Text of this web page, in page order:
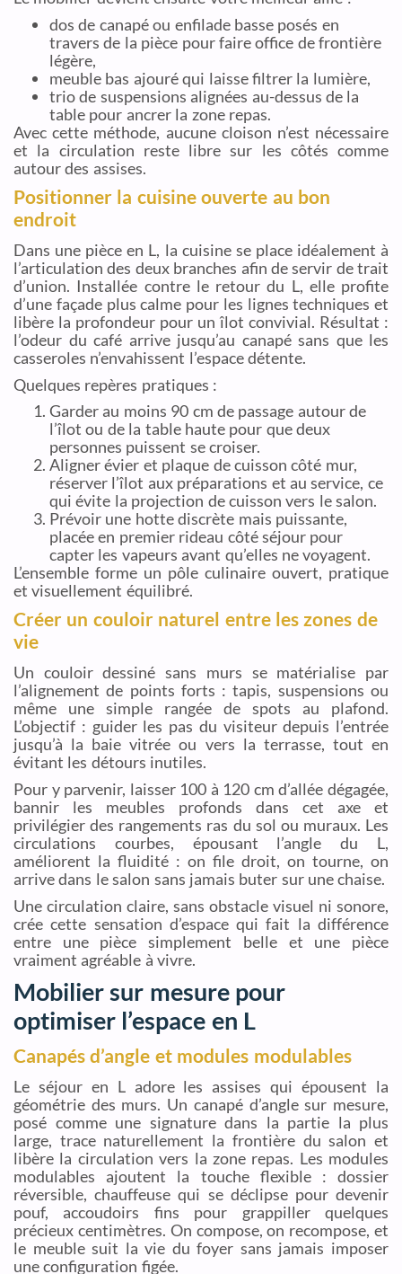
dos de canapé ou enfilade basse posés en
travers de la pièce pour faire office de frontière
légère,
meuble bas ajouré qui laisse filtrer la lumière,
trio de suspensions alignées au-dessus de la
table pour ancrer la zone repas.
Avec cette méthode, aucune cloison n’est nécessaire
et la circulation reste libre sur les côtés comme
autour des assises.
Positionner la cuisine ouverte au bon
endroit
Dans une pièce en L, la cuisine se place idéalement à
l’articulation des deux branches afin de servir de trait
d’union. Installée contre le retour du L, elle profite
d’une façade plus calme pour les lignes techniques et
libère la profondeur pour un îlot convivial. Résultat :
l’odeur du café arrive jusqu’au canapé sans que les
casseroles n’envahissent l’espace détente.
Quelques repères pratiques :
Garder au moins 90 cm de passage autour de
l’îlot ou de la table haute pour que deux
personnes puissent se croiser.
Aligner évier et plaque de cuisson côté mur,
réserver l’îlot aux préparations et au service, ce
qui évite la projection de cuisson vers le salon.
Prévoir une hotte discrète mais puissante,
placée en premier rideau côté séjour pour
capter les vapeurs avant qu’elles ne voyagent.
L’ensemble forme un pôle culinaire ouvert, pratique
et visuellement équilibré.
Créer un couloir naturel entre les zones de
vie
Un couloir dessiné sans murs se matérialise par
l’alignement de points forts : tapis, suspensions ou
même une simple rangée de spots au plafond.
L’objectif : guider les pas du visiteur depuis l’entrée
jusqu’à la baie vitrée ou vers la terrasse, tout en
évitant les détours inutiles.
Pour y parvenir, laisser 100 à 120 cm d’allée dégagée,
bannir les meubles profonds dans cet axe et
privilégier des rangements ras du sol ou muraux. Les
circulations courbes, épousant l’angle du L,
améliorent la fluidité : on file droit, on tourne, on
arrive dans le salon sans jamais buter sur une chaise.
Une circulation claire, sans obstacle visuel ni sonore,
crée cette sensation d’espace qui fait la différence
entre une pièce simplement belle et une pièce
vraiment agréable à vivre.
Mobilier sur mesure pour
optimiser l’espace en L
Canapés d’angle et modules modulables
Le séjour en L adore les assises qui épousent la
géométrie des murs. Un canapé d’angle sur mesure,
posé comme une signature dans la partie la plus
large, trace naturellement la frontière du salon et
libère la circulation vers la zone repas. Les modules
modulables ajoutent la touche flexible : dossier
réversible, chauffeuse qui se déclipse pour devenir
pouf, accoudoirs fins pour grappiller quelques
précieux centimètres. On compose, on recompose, et
le meuble suit la vie du foyer sans jamais imposer
une configuration figée.